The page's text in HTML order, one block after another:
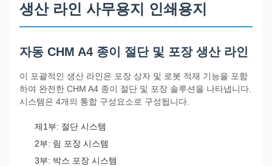
생산 라인 사무용지 인쇄용지
자동 CHM A4 종이 절단 및 포장 생산 라인
이 포괄적인 생산 라인은 포장 상자 및 로봇 적재 기능을 포함
하여 완전한 CHM A4 종이 절단 및 포장 솔루션을 나타냅니다.
시스템은 4개의 통합 구성요소로 구성됩니다.
제1부: 절단 시스템
2부: 림 포장 시스템
3부: 박스 포장 시스템